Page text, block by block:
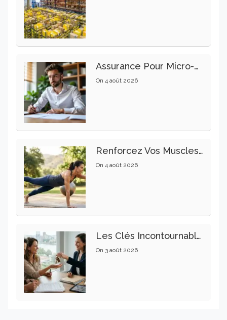
Assurance Pour Micro-Entrepreneur : Les Garanties Essentielles À Connaître
On 4 août 2026
Renforcez Vos Muscles Profonds Pour Apaiser Votre Mal De Dos
On 4 août 2026
Les Clés Incontournables Pour Réussir Vos Transactions Immobilières
On 3 août 2026